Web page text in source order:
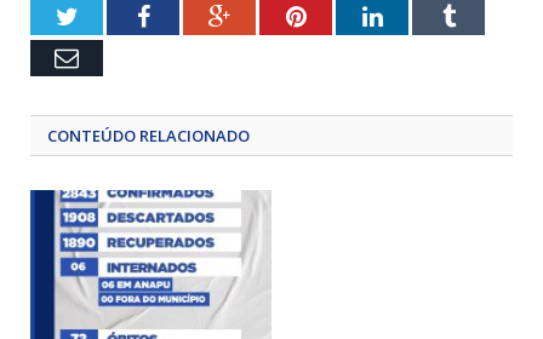
TwitterFacebookGoogle+PinterestLinkedInTumblr
Email
CONTEÚDO RELACIONADO